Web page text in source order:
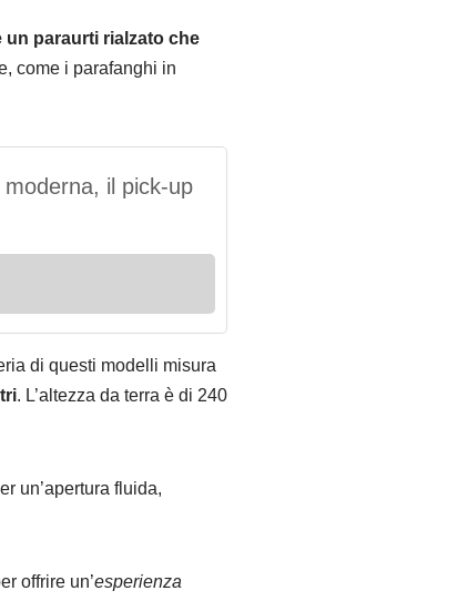
un paraurti rialzato che
come i parafanghi in
il pick-up
di questi modelli misura
. L’altezza da terra è di 240
un’apertura fluida,
offrire un’esperienza